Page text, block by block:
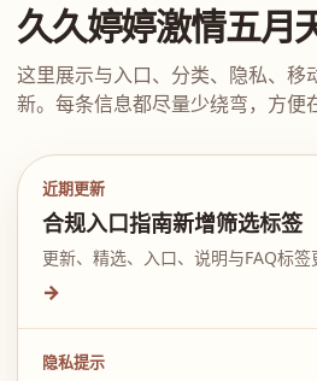
久久婷婷激情五月
这里展示与入口、分类、隐私、移
新。每条信息都尽量少绕弯，方便
近期更新
合规入口指南新增筛选标签
更新、精选、入口、说明与FAQ标签
→
隐私提示